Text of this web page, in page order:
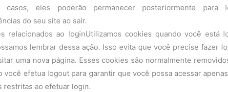
casos, eles poderão permanecer posteriormente para
do seu site ao sair.
relacionados ao loginUtilizamos cookies quando você está
lembrar dessa ação. Isso evita que você precise fazer
uma nova página. Esses cookies são normalmente
você efetua logout para garantir que você possa acessar
restritas ao efetuar login.